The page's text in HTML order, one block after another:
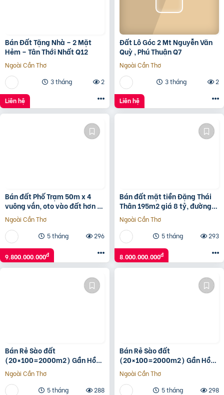
Bán Đất Tặng Nhà – 2 Mặt
Hẻm – Tân Thới Nhất Q12
Ngoài Cần Thơ
3 tháng
2
Liên hệ
Đất Lô Góc 2 Mt Nguyễn Văn
Quỳ , Phú Thuận Q7
Ngoài Cần Thơ
3 tháng
2
Liên hệ
Bán đất Phố Trạm 50m x 4
vuông vắn, oto vào đất hơn 9
tỷ TL. LH 0936123469
Ngoài Cần Thơ
5 tháng
296
9.800.000.000đ
Bán đất mặt tiền Đặng Thái
Thân 195m2 giá 8 tỷ, đường
7m5, sổ sẵn chính chủ
Ngoài Cần Thơ
5 tháng
293
8.000.000.000đ
Bán Rẻ Sào đất
(20×100=2000m2) Gần Hồ
Du Lịch Thanh An, Dân Cư
đông, Thuận Tiện Buôn Bán,
500tr
Ngoài Cần Thơ
5 tháng
288
Bán Rẻ Sào đất
(20×100=2000m2) Gần Hồ
Du Lịch Thanh An, Dân Cư
đông, Thuận Tiện Buôn Bán,
500tr
Ngoài Cần Thơ
5 tháng
298